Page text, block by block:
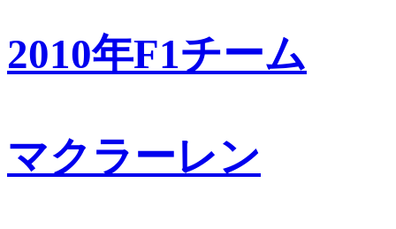
2010年F1チーム
マクラーレン